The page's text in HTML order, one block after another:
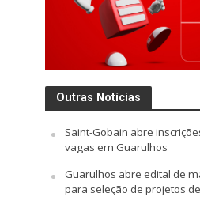
Outras Notícias
Saint-Gobain abre
vagas em Guarulhos
Guarulhos abre edital de
para seleção de projetos